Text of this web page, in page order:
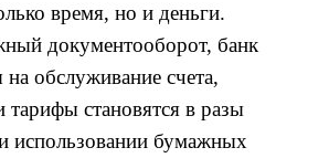
время, но и деньги.
документооборот, банк
обслуживание счета,
тарифы становятся в разы
использовании бумажных